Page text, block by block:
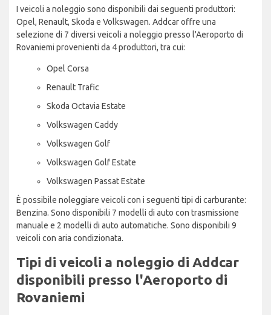
I veicoli a noleggio sono disponibili dai seguenti produttori:
Opel, Renault, Skoda e Volkswagen. Addcar offre una
selezione di 7 diversi veicoli a noleggio presso l'Aeroporto di
Rovaniemi provenienti da 4 produttori, tra cui:
Opel Corsa
Renault Trafic
Skoda Octavia Estate
Volkswagen Caddy
Volkswagen Golf
Volkswagen Golf Estate
Volkswagen Passat Estate
È possibile noleggiare veicoli con i seguenti tipi di carburante:
Benzina. Sono disponibili 7 modelli di auto con trasmissione
manuale e 2 modelli di auto automatiche. Sono disponibili 9
veicoli con aria condizionata.
Tipi di veicoli a noleggio di Addcar
disponibili presso l'Aeroporto di
Rovaniemi